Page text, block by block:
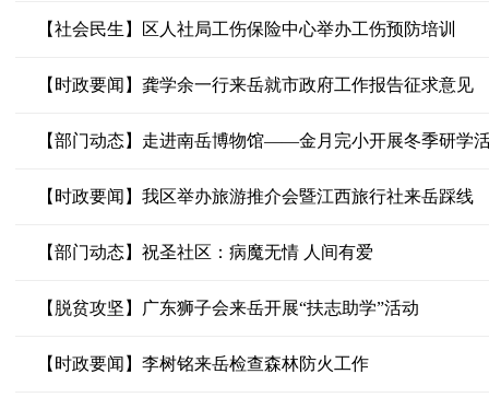
【社会民生】区人社局工伤保险中心举办工伤预防培训
【时政要闻】龚学余一行来岳就市政府工作报告征求意见
【部门动态】走进南岳博物馆——金月完小开展冬季研学
【时政要闻】我区举办旅游推介会暨江西旅行社来岳踩线
【部门动态】祝圣社区：病魔无情 人间有爱
【脱贫攻坚】广东狮子会来岳开展“扶志助学”活动
【时政要闻】李树铭来岳检查森林防火工作